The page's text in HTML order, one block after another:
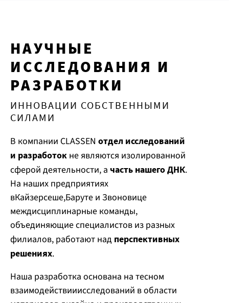
НАУЧНЫЕ
ИССЛЕДОВАНИЯ И
РАЗРАБОТКИ
ИННОВАЦИИ СОБСТВЕННЫМИ
СИЛАМИ
В компании CLASSEN отдел исследований
и разработок не являются изолированной
сферой деятельности, а часть нашего ДНК.
На наших предприятиях
вКайзерсеше,Баруте и Звоновице
междисциплинарные команды,
объединяющие специалистов из разных
филиалов, работают над перспективных
решениях.
Наша разработка основана на тесном
взаимодействииисследований в области